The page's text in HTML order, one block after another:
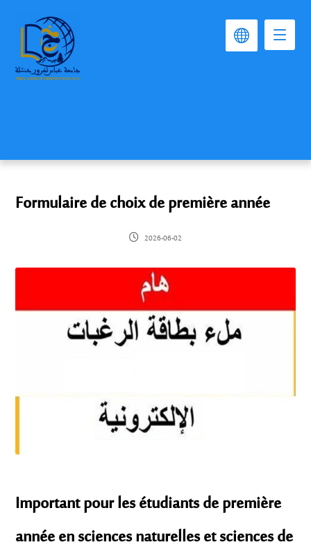
Formulaire de choix de première année
2026-06-02
Important pour les étudiants de première
année en sciences naturelles et sciences de